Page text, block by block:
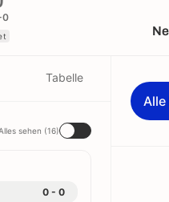
0
Tabelle
sehen (16)
0 - 0
Alle